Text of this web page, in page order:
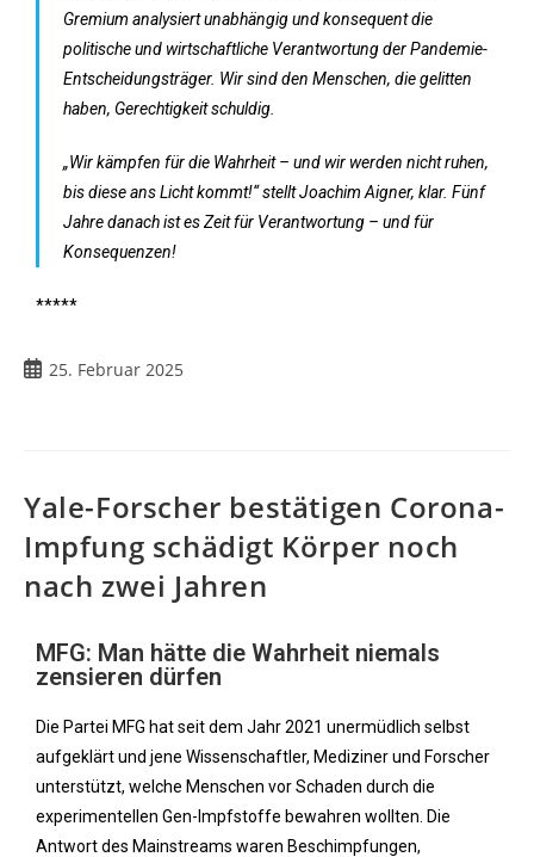
Gremium analysiert unabhängig und konsequent die
politische und wirtschaftliche Verantwortung der Pandemie-
Entscheidungsträger. Wir sind den Menschen, die gelitten
haben, Gerechtigkeit schuldig.
„Wir kämpfen für die Wahrheit – und wir werden nicht ruhen,
bis diese ans Licht kommt!“ stellt Joachim Aigner, klar. Fünf
Jahre danach ist es Zeit für Verantwortung – und für
Konsequenzen!
*****
25. Februar 2025
Yale-Forscher bestätigen Corona-
Impfung schädigt Körper noch
nach zwei Jahren
MFG: Man hätte die Wahrheit niemals
zensieren dürfen
Die Partei MFG hat seit dem Jahr 2021 unermüdlich selbst
aufgeklärt und jene Wissenschaftler, Mediziner und Forscher
unterstützt, welche Menschen vor Schaden durch die
experimentellen Gen-Impfstoffe bewahren wollten. Die
Antwort des Mainstreams waren Beschimpfungen,